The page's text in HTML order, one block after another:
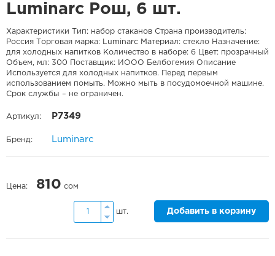
Luminarc Рош, 6 шт.
Характеристики Тип: набор стаканов Страна производитель:
Россия Торговая марка: Luminarc Материал: стекло Назначение:
для холодных напитков Количество в наборе: 6 Цвет: прозрачный
Объем, мл: 300 Поставщик: ИООО Белбогемия Описание
Используется для холодных напитков. Перед первым
использованием помыть. Можно мыть в посудомоечной машине.
Срок службы – не ограничен.
Артикул: P7349
Бренд: Luminarc
Цена: 810 сом
шт. Добавить в корзину